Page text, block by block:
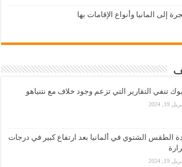
المانيا وأنواع الإقامات بها
تنفي التقارير التي تزعم وجود خلاف مع نتنياهو
أبريل 19, 2024
الطقس الشتوي في ألمانيا بعد ارتفاع كبير في درجات
أبريل 19, 2024